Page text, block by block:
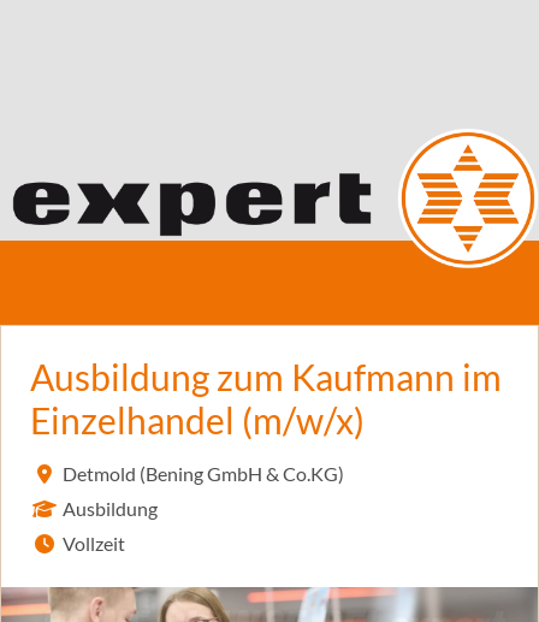
Ausbildung zum Kaufmann im
Einzelhandel (m/w/x)
Detmold (Bening GmbH & Co.KG)
Ausbildung
Vollzeit